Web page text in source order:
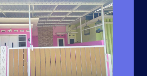
BOGORAN
dengan Konsep Rumah Pintar
Penghuni mengakses rumahnya